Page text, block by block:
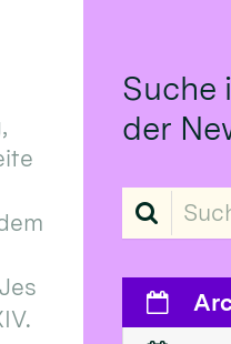
Suche
der
Suche in